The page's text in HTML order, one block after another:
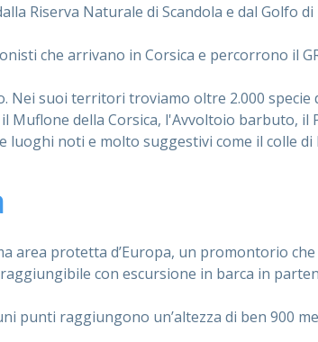
Riserva Naturale di Scandola e dal Golfo
che arrivano in Corsica e percorrono il
suoi territori troviamo oltre 2.000 specie
Muflone della Corsica, l'Avvoltoio barbuto, il
luoghi noti e molto suggestivi come il colle
area protetta d’Europa, un promontorio
con escursione in barca in
punti raggiungono un’altezza di ben 900